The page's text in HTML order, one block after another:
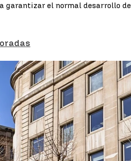
el normal desarrollo